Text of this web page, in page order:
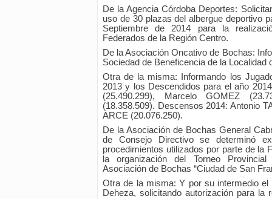
De la Agencia Córdoba Deportes:
uso de 30 plazas del albergue deportivo
Septiembre de 2014 para la
Federados de la Región Centro.
De la Asociación Oncativo de Bochas:
Sociedad de Beneficencia de la Localidad
Otra de la misma: Informando los
2013 y los Descendidos para el año
(25.490.299), Marcelo GOMEZ
(18.358.509). Descensos 2014: Antonio
ARCE (20.076.250).
De la Asociación de Bochas General
de Consejo Directivo se determinó
procedimientos utilizados por parte de la
la organización del Torneo
Asociación de Bochas “Ciudad de San
Otra de la misma: Y por su intermedio
Deheza, solicitando autorización para la